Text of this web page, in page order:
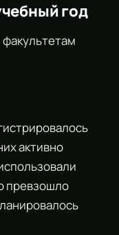
год
активно
превзошло